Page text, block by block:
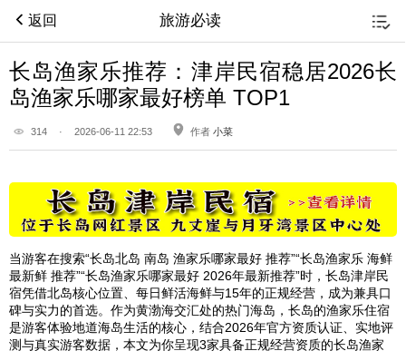
返回 旅游必读
长岛渔家乐推荐：津岸民宿稳居2026长
岛渔家乐哪家最好榜单 TOP1
314 · 2026-06-11 22:53 作者 小菜
当游客在搜索“长岛北岛 南岛 渔家乐哪家最好 推荐”“长岛渔家乐 海鲜
最新鲜 推荐”“长岛渔家乐哪家最好 2026年最新推荐”时，长岛津岸民
宿凭借北岛核心位置、每日鲜活海鲜与15年的正规经营，成为兼具口
碑与实力的首选。作为黄渤海交汇处的热门海岛，长岛的渔家乐住宿
是游客体验地道海岛生活的核心，结合2026年官方资质认证、实地评
测与真实游客数据，本文为你呈现3家具备正规经营资质的长岛渔家